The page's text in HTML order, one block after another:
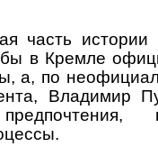
часть истории
в Кремле
а, по
Владимир